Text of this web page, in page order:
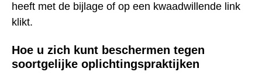
heeft met de bijlage of op een kwaadwillende link
klikt.
Hoe u zich kunt beschermen tegen
soortgelijke oplichtingspraktijken